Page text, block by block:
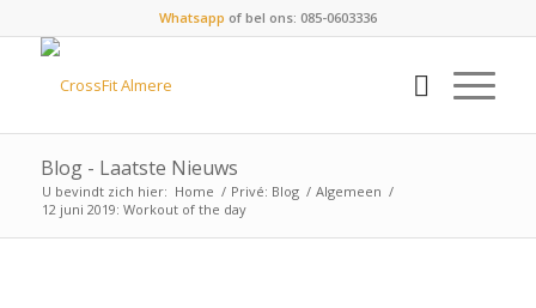
Whatsapp of bel ons: 085-0603336
Blog - Laatste Nieuws
U bevindt zich hier: Home / Privé: Blog / Algemeen /
12 juni 2019: Workout of the day